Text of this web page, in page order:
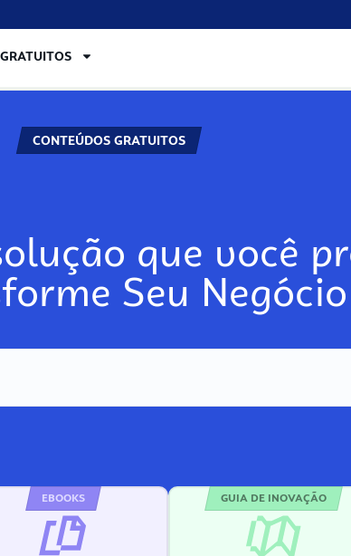
CONTEÚDOS GRATUITOS
que você
Seu Negócio
EBOOKS GUIA DE INOVAÇÃO